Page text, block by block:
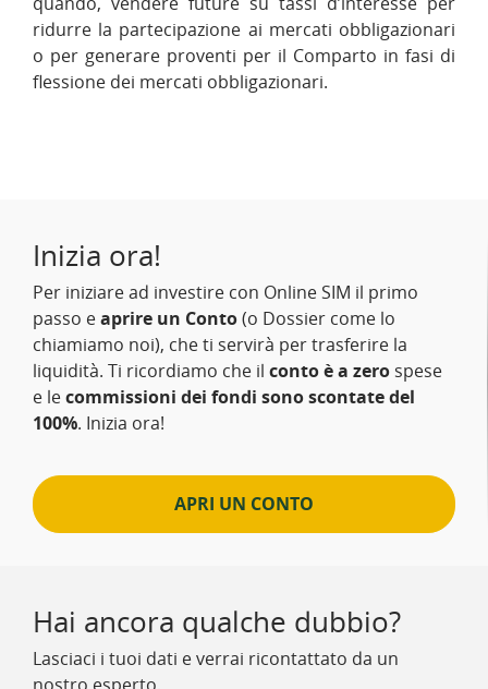
ridurre la partecipazione ai mercati obbligazionari
o per generare proventi per il Comparto in fasi di
flessione dei mercati obbligazionari.
Inizia ora!
Per iniziare ad investire con Online SIM il primo
passo eaprire un Conto(o Dossier come lo
chiamiamo noi), che ti servirà per trasferire la
liquidità. Ti ricordiamo che il conto è a zero spese
e lecommissioni dei fondi sono scontate del
100%. Inizia ora!
APRI UN CONTO
Hai ancora qualche dubbio?
Lasciaci i tuoi dati e verrai ricontattato da un